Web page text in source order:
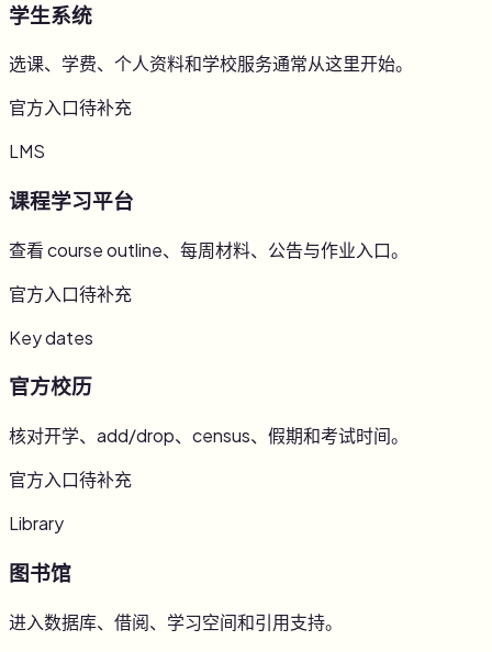
学生系统
选课、学费、个人资料和学校服务通常从这里开始。
官方入口待补充
LMS
课程学习平台
查看 course outline、每周材料、公告与作业入口。
官方入口待补充
Key dates
官方校历
核对开学、add/drop、census、假期和考试时间。
官方入口待补充
Library
图书馆
进入数据库、借阅、学习空间和引用支持。